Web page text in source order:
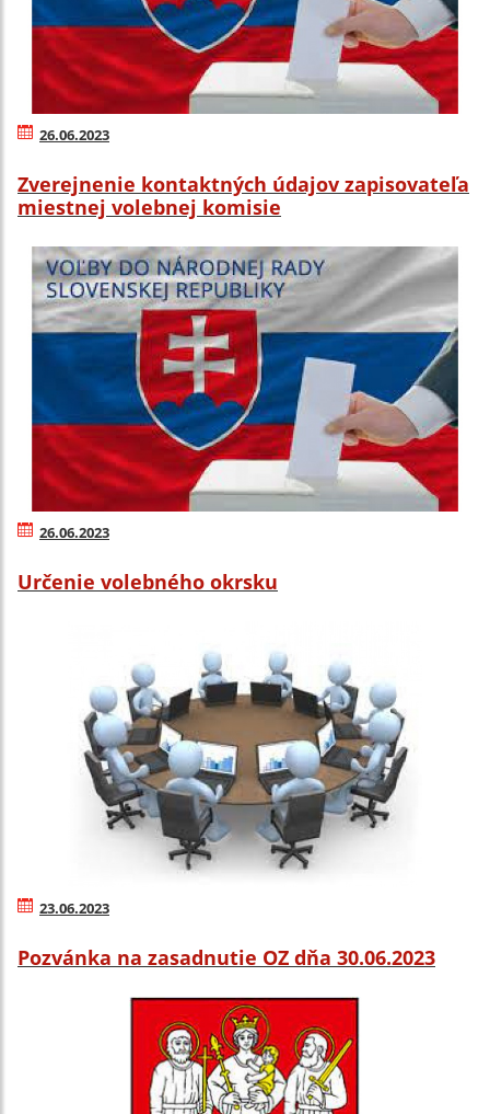
26.06.2023
Zverejnenie kontaktných údajov zapisovateľa
miestnej volebnej komisie
26.06.2023
Určenie volebného okrsku
23.06.2023
Pozvánka na zasadnutie OZ dňa 30.06.2023